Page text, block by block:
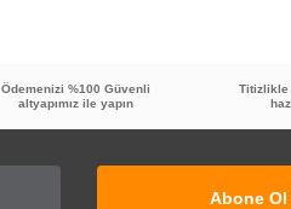
Ödemenizi %100 Güvenli
altyapımız ile yapın
Titizlikle
Abone Ol